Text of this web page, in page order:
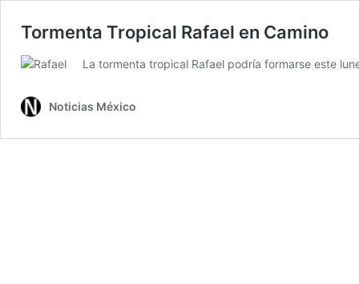
Tormenta Tropical Rafael en Camino
La tormenta tropical Rafael podría formarse este
Noticias México